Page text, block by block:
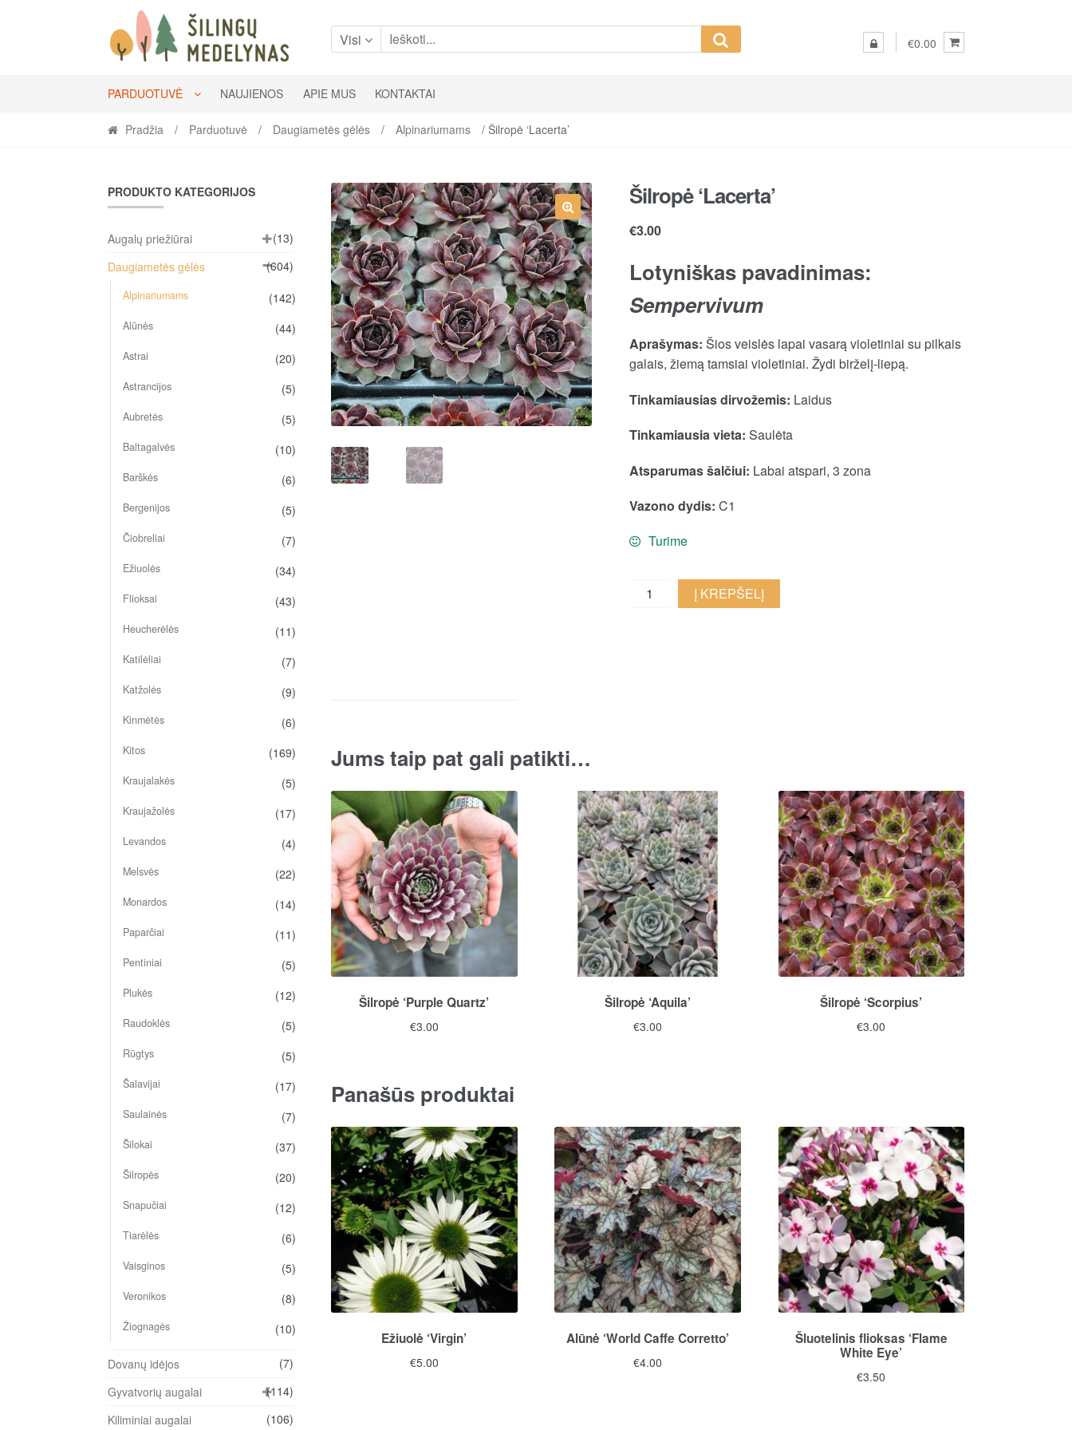
to
navigation
to
content
Visi €0.00
PARDUOTUVĖ NAUJIENOS APIE MUS KONTAKTAI
Pradžia / Parduotuvė / Daugiametės gėlės / Alpinariumams / Šilropė ‘Lacerta’
Šilropė ‘Lacerta’
€3.00
Lotyniškas pavadinimas:
Sempervivum
Aprašymas: Šios veislės lapai vasarą violetiniai su pilkais
galais, žiemą tamsiai violetiniai. Žydi birželį-liepą.
Tinkamiausias dirvožemis: Laidus
Tinkamiausia vieta: Saulėta
Atsparumas šalčiui: Labai atspari, 3 zona
Vazono dydis: C1
Turime
Šilropė
'Lacerta'
Į KREPŠELĮ
Jums taip pat gali patikti…
Šilropė ‘Purple Quartz’
€3.00
Šilropė ‘Aquila’
€3.00
Šilropė ‘Scorpius’
€3.00
Panašūs produktai
Ežiuolė ‘Virgin’
€5.00
Alūnė ‘World Caffe Corretto’
€4.00
Šluotelinis flioksas ‘Flame
White Eye’
€3.50
PRODUKTO KATEGORIJOS
Augalų priežiūrai
(13)
Daugiametės gėlės
(604)
Alpinariumams (142)
Alūnės (44)
Astrai (20)
Astrancijos (5)
Aubretės (5)
Baltagalvės (10)
Barškės (6)
Bergenijos (5)
Čiobreliai (7)
Ežiuolės (34)
Flioksai (43)
Heucherėlės (11)
Katilėliai (7)
Katžolės (9)
Kinmėtės (6)
Kitos (169)
Kraujalakės (5)
Kraujažolės (17)
Levandos (4)
Melsvės (22)
Monardos (14)
Paparčiai (11)
Pentiniai (5)
Plukės (12)
Raudoklės (5)
Rūgtys (5)
Šalavijai (17)
Saulainės (7)
Šilokai (37)
Šilropės (20)
Snapučiai (12)
Tiarėlės (6)
Vaisginos (5)
Veronikos (8)
Žiognagės (10)
Dovanų idėjos
(7)
Gyvatvorių augalai
(114)
Kiliminiai augalai
(106)